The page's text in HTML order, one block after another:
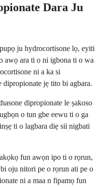
Dara Ju
ju hydrocortisone lọ, eyiti
awọ ara ti o ni igbona ti o wa
ni a ka si
dipropionate jẹ tito bi agbara.
dipropionate le ṣakoso
o tun gbe eewu ti o ga
ti o lagbara diẹ sii nigbati
fun awọn ipo ti o rọrun,
oju nitori pe o rọrun ati pe o
ni a maa n fipamọ fun